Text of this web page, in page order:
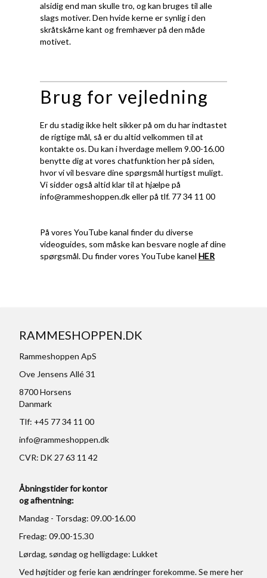
alsidig end man skulle tro, og kan bruges til alle
slags motiver. Den hvide kerne er synlig i den
skråtskårne kant og fremhæver på den måde
motivet.
Brug for vejledning
Er du stadig ikke helt sikker på om du har indtastet
de rigtige mål, så er du altid velkommen til at
kontakte os. Du kan i hverdage mellem 9.00-16.00
benytte dig at vores chatfunktion her på siden,
hvor vi vil besvare dine spørgsmål hurtigst muligt.
Vi sidder også altid klar til at hjælpe på
info@rammeshoppen.dkeller på tlf. 77 34 11 00
På vores YouTube kanal finder du diverse
videoguides, som måske kan besvare nogle af dine
spørgsmål. Du finder vores YouTube kanel HER
RAMMESHOPPEN.DK
Rammeshoppen ApS
Ove Jensens Allé 31
8700 Horsens
Danmark
Tlf: +45 77 34 11 00
info@rammeshoppen.dk
CVR: DK 27 63 11 42
Åbningstider for kontor
og afhentning:
Mandag - Torsdag: 09.00-16.00
Fredag: 09.00-15.30
Lørdag, søndag og helligdage: Lukket
Ved højtider og ferie kan ændringer forekomme. Se mereher